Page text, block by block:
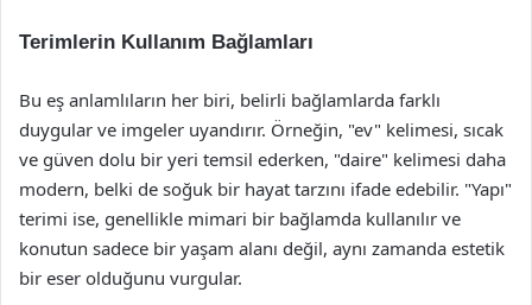
Terimlerin Kullanım Bağlamları
Bu eş anlamlıların her biri, belirli bağlamlarda farklı
duygular ve imgeler uyandırır. Örneğin, "ev" kelimesi, sıcak
ve güven dolu bir yeri temsil ederken, "daire" kelimesi daha
modern, belki de soğuk bir hayat tarzını ifade edebilir. "Yapı"
terimi ise, genellikle mimari bir bağlamda kullanılır ve
konutun sadece bir yaşam alanı değil, aynı zamanda estetik
bir eser olduğunu vurgular.